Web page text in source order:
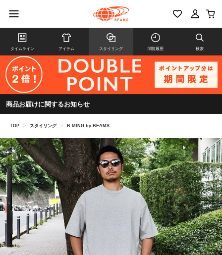
タイムライン アイテム スタイリング 閲覧履歴 検索
商品お届けに関するお知らせ
TOP > スタイリング > B:MING by BEAMS